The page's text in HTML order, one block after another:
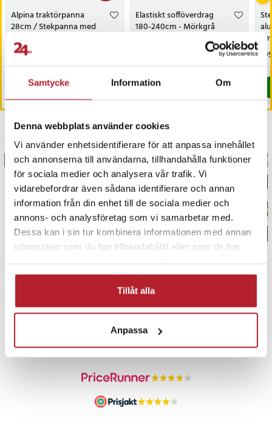
Samtycke Information Om
Denna webbplats använder cookies
Vi använder enhetsidentifierare för att anpassa innehållet
och annonserna till användarna, tillhandahålla funktioner
för sociala medier och analysera vår trafik. Vi
vidarebefordrar även sådana identifierare och annan
information från din enhet till de sociala medier och
annons- och analysföretag som vi samarbetar med.
Dessa kan i sin tur kombinera informationen med annan
information som du har tillhandahållit eller som de har
Tillåt alla
Anpassa
- Varumärke: TFO
Artikelnummer:128732
Alpina traktörpanna
28cm / Stekpanna med
lock för alla spishällar
Nuvarande pris
349 kr
Köp
Elastiskt sofföverdrag
180-240cm - Mörkgrå
Senast besökta
BÄSTSÄLJARE BÄSTSÄLJARE
PRISGARANTI
UTFÖRSÄLJNING